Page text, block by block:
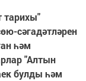
тарихы"
сәгадәтләрен
һәм
"Алтын
булды һәм